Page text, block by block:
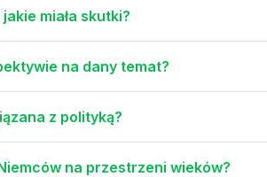
miała skutki?
na dany temat?
z polityką?
na przestrzeni wieków?